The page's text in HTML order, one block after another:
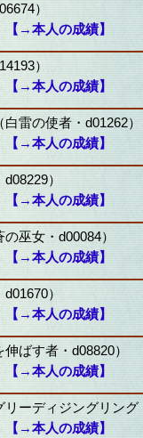
）
【→本人の成績】
）
【→本人の成績】
白雷の使者・d01262）
【→本人の成績】
）
【→本人の成績】
の巫女・d00084）
【→本人の成績】
）
【→本人の成績】
ばす者・d08820）
【→本人の成績】
リーディジングリン
【→本人の成績】